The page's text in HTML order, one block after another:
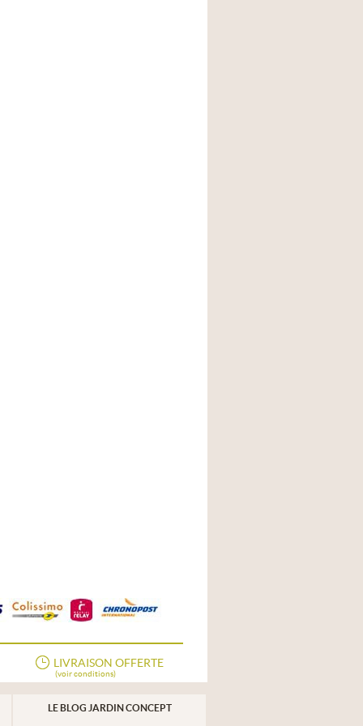
LIVRAISON OFFERTE
(voir conditions)
LE BLOG JARDIN CONCEPT